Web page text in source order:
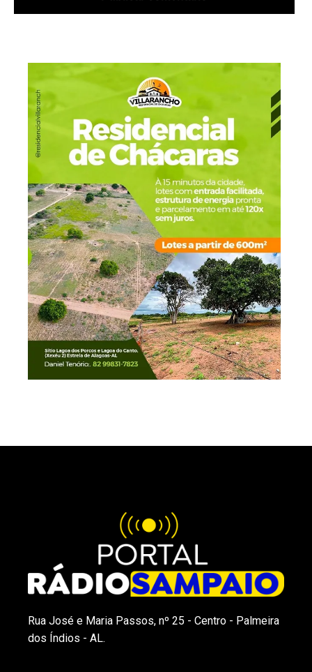
Rua José e Maria Passos, nº 25 - Centro - Palmeira
dos Índios - AL.